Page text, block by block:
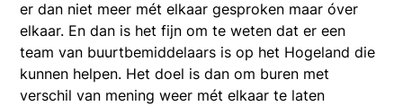
er dan niet meer mét elkaar gesproken maar óver
elkaar. En dan is het fijn om te weten dat er een
team van buurtbemiddelaars is op het Hogeland die
kunnen helpen. Het doel is dan om buren met
verschil van mening weer mét elkaar te laten